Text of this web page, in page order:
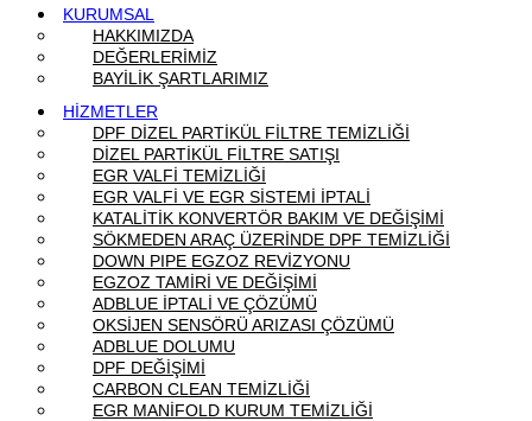
KURUMSAL
HAKKIMIZDA
DEĞERLERİMİZ
BAYİLİK ŞARTLARIMIZ
HİZMETLER
DPF DİZEL PARTİKÜL FİLTRE TEMİZLİĞİ
DİZEL PARTİKÜL FİLTRE SATIŞI
EGR VALFİ TEMİZLİĞİ
EGR VALFİ VE EGR SİSTEMİ İPTALİ
KATALİTİK KONVERTÖR BAKIM VE DEĞİŞİMİ
SÖKMEDEN ARAÇ ÜZERİNDE DPF TEMİZLİĞİ
DOWN PIPE EGZOZ REVİZYONU
EGZOZ TAMİRİ VE DEĞİŞİMİ
ADBLUE İPTALİ VE ÇÖZÜMÜ
OKSİJEN SENSÖRÜ ARIZASI ÇÖZÜMÜ
ADBLUE DOLUMU
DPF DEĞİŞİMİ
CARBON CLEAN TEMİZLİĞİ
EGR MANİFOLD KURUM TEMİZLİĞİ